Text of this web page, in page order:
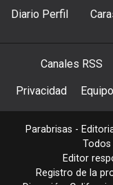
Diario Perfil
Canales RSS
Privacidad Equipo
Parabrisas -
Todos
Editor
Registro de la